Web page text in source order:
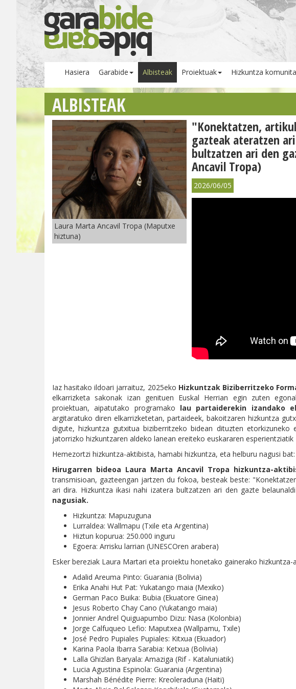
Hasiera Garabide Albisteak Proiektuak Hizkuntza
ALBISTEAK
Laura Marta Ancavil Tropa (Maputxe
hiztuna)
"Konektatzen,
gazteak ateratzen
bultzatzen ari den
Ancavil Tropa)
2026/06/05
Iaz hasitako ildoari jarraituz, 2025eko Hizkuntzak Biziberritzeko
elkarrizketa sakonak izan genituen Euskal Herrian egin zuten
proiektuan, aipatutako programako lau partaiderekin izandako
argitaratuko diren elkarrizketetan, partaideek, bakoitzaren hizkuntza
digute, hizkuntza gutxitua biziberritzeko bidean dituzten
jatorrizko hizkuntzaren aldeko lanean ereiteko euskararen
Hemezortzi hizkuntza-aktibista, hamabi hizkuntza, eta helburu nagusi
Hirugarren bideoa Laura Marta Ancavil Tropa hizkuntza-
transmisioan, gazteengan jartzen du fokoa, besteak beste:
ari dira. Hizkuntza ikasi nahi izatera bultzatzen ari den gazte
nagusiak.
Hizkuntza: Mapuzuguna
Lurraldea: Wallmapu (Txile eta Argentina)
Hiztun kopurua: 250.000 inguru
Egoera: Arrisku larrian (UNESCOren arabera)
Esker bereziak Laura Martari eta proiektu honetako gainerako hizkuntza-
Adalid Areuma Pinto: Guarania (Bolivia)
Erika Anahi Hut Pat: Yukatango maia (Mexiko)
German Paco Buika: Bubia (Ekuatore Ginea)
Jesus Roberto Chay Cano (Yukatango maia)
Jonnier Andrel Quiguapumbo Dizu: Nasa (Kolonbia)
Jorge Calfuqueo Lefio: Maputxea (Wallpamu, Txile)
José Pedro Pupiales Pupiales: Kitxua (Ekuador)
Karina Paola Ibarra Sarabia: Ketxua (Bolivia)
Lalla Ghizlan Baryala: Amaziga (Rif - Kataluniatik)
Lucia Agustina Espinola: Guarania (Argentina)
Marshah Bénédite Pierre: Kreoleraduna (Haiti)